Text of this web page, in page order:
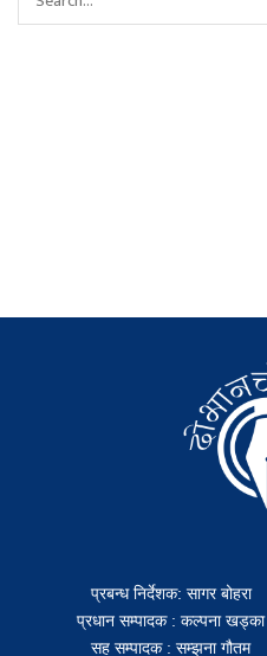
प्रबन्ध निर्देशक: सागर बोहरा
प्रधान सम्पादक : कल्पना खड्का
सह सम्पादक : सम्झना गौतम